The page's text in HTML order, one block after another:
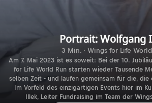
Portrait: Wolfgang
3 Min. · Wings for Life
Am 7. Mai 2023 ist es soweit: Bei der 10.
for Life World Run starten wieder Tausende
selben Zeit - und laufen gemeinsam für die, die
Im Vorfeld des einzigartigen Events hier im
Illek, Leiter Fundraising im Team der